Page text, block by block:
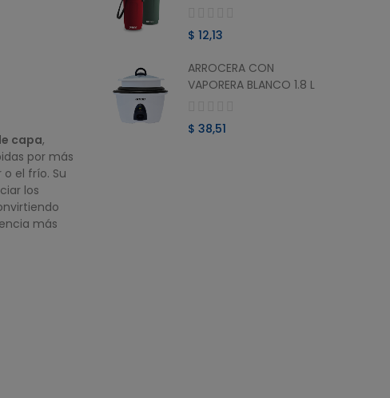
capa,
por más
el frío. Su
los
más
$ 12,13
ARROCERA CON
VAPORERA BLANCO 1.8 L
$ 38,51